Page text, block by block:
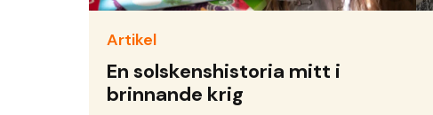
Artikel
En solskenshistoria mitt i
brinnande krig